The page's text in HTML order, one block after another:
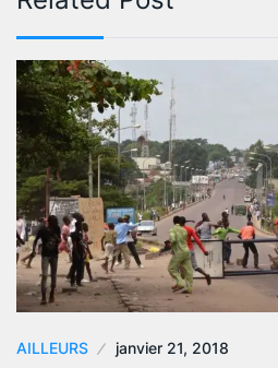
AILLEURS janvier 21, 2018